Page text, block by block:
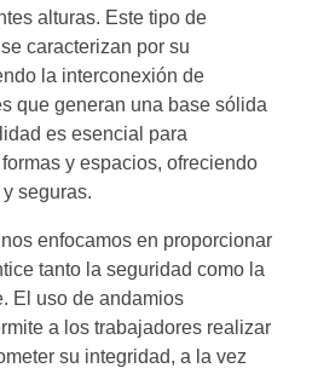
alturas. Este tipo de
se caracterizan por su
la interconexión de
que generan una base sólida
es esencial para
y espacios, ofreciendo
seguras.
enfocamos en proporcionar
tanto la seguridad como la
El uso de andamios
a los trabajadores realizar
su integridad, a la vez